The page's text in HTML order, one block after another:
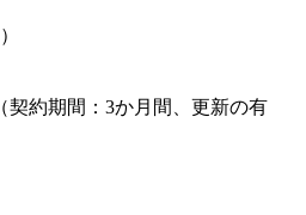
契約期間：3か月間、更新の有